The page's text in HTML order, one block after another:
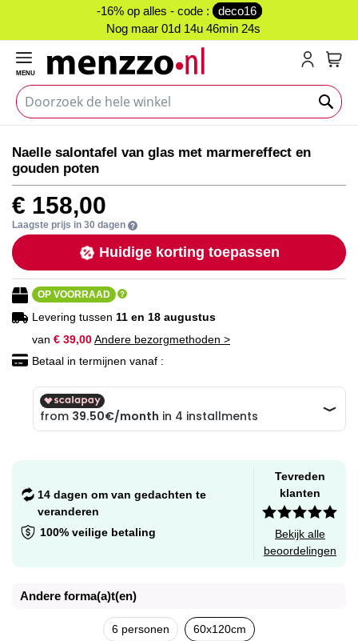
-16% op alles - code :
deco16
Nog maar 01d 14u 46min 24s
MENU
naar
het
einde
van
de
afbeeldingen-
gallerij
naar
het
begin
van
de
afbeeldingen-
gallerij
Naelle salontafel van glas met marmereffect en
gouden poten
€ 158,00
Laagste prijs in 30 dagen
Huidige korting toepassen
OP VOORRAAD
Levering tussen 11 en 18 augustus
van € 39,00Andere bezorgmethoden >
Betaal in termijnen vanaf :
14 dagen om van gedachten te
veranderen
100% veilige betaling
Tevreden
klanten
Bekijk alle
beoordelingen
Andere forma(a)t(en)
6 personen 60x120cm